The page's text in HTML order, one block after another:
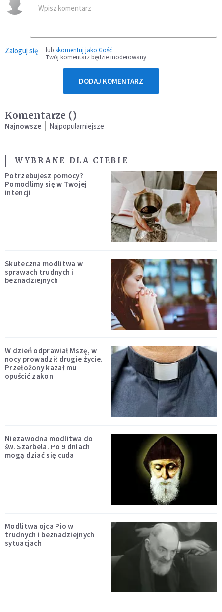
Zaloguj się lub skomentuj jako Gość
Twój komentarz będzie moderowany
DODAJ KOMENTARZ
Komentarze ()
Najnowsze Najpopularniejsze
WYBRANE DLA CIEBIE
Potrzebujesz pomocy?
Pomodlimy się w Twojej
intencji
Skuteczna modlitwa w
sprawach trudnych i
beznadziejnych
W dzień odprawiał Mszę, w
nocy prowadził drugie życie.
Przełożony kazał mu
opuścić zakon
Niezawodna modlitwa do
św. Szarbela. Po 9 dniach
mogą dziać się cuda
Modlitwa ojca Pio w
trudnych i beznadziejnych
sytuacjach